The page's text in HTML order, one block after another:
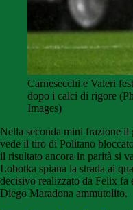
Carnesecchi e Valeri
dopo i calci di rigore
Images)
Nella seconda mini frazione il
vede il tiro di Politano
il risultato ancora in parità si
Lobotka spiana la strada ai
decisivo realizzato da Felix
Diego Maradona ammutolito.